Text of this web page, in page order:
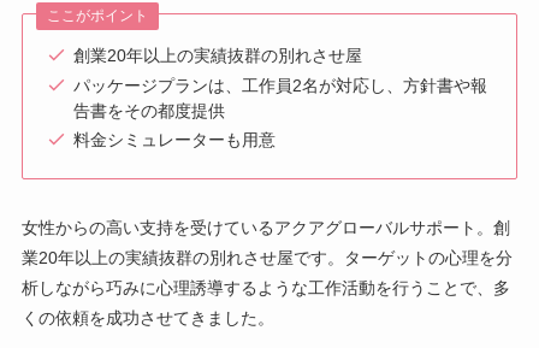
ここがポイント
創業20年以上の実績抜群の別れさせ屋
パッケージプランは、工作員2名が対応し、方針書や報
告書をその都度提供
料金シミュレーターも用意
女性からの高い支持を受けているアクアグローバルサポート。創
業20年以上の実績抜群の別れさせ屋です。ターゲットの心理を分
析しながら巧みに心理誘導するような工作活動を行うことで、多
くの依頼を成功させてきました。